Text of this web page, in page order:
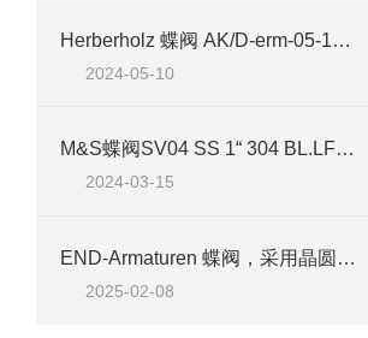
Herberholz 蝶阀 AK/D-erm-05-100-10案例介绍
2024-05-10
M&S蝶阀SV04 SS 1“ 304 BL.LF-TOP 2NI/1MV VMQ4技术参数及应用介绍
2024-03-15
END-Armaturen 蝶阀，采用晶圆和凸耳设计，不锈钢，铸铁或铝制阀体
2025-02-08